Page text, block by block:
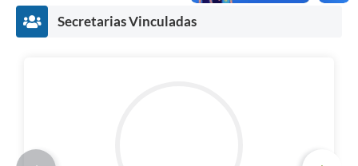
Secretarias Vinculadas